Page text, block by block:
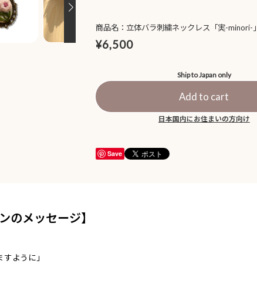
商品名：立体バラ刺繍ネックレス「実-minori-」
¥6,500
Ship to Japan only
Add to cart
日本国内にお住まいの方向け
Save
のメッセージ】
ように」